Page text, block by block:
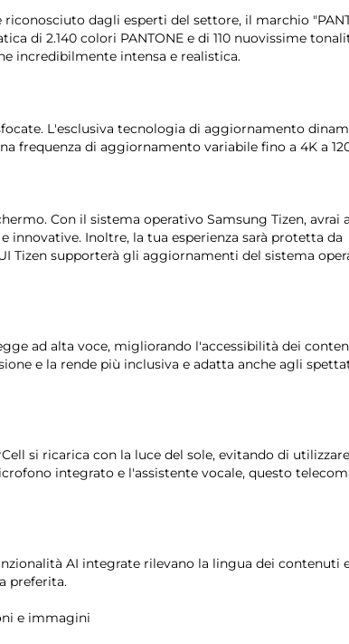
dagli esperti del settore, il marchio
di 2.140 colori PANTONE e di 110 nuovissime
incredibilmente intensa e realistica.
L'esclusiva tecnologia di aggiornamento
frequenza di aggiornamento variabile fino a 4K a
Con il sistema operativo Samsung Tizen, avrai a
Inoltre, la tua esperienza sarà protetta da
Tizen supporterà gli aggiornamenti del sistema
ad alta voce, migliorando l'accessibilità dei
e la rende più inclusiva e adatta anche agli
si ricarica con la luce del sole, evitando di utilizzare
integrato e l'assistente vocale, questo
AI integrate rilevano la lingua dei contenuti
preferita.
e immagini